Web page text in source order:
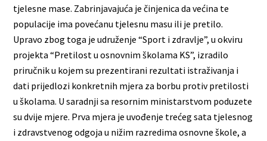
tjelesne mase. Zabrinjavajuća je činjenica da većina te
populacije ima povećanu tjelesnu masu ili je pretilo.
Upravo zbog toga je udruženje “Sport i zdravlje”, u okviru
projekta “Pretilost u osnovnim školama KS”, izradilo
priručnik u kojem su prezentirani rezultati istraživanja i
dati prijedlozi konkretnih mjera za borbu protiv pretilosti
u školama. U saradnji sa resornim ministarstvom poduzete
su dvije mjere. Prva mjera je uvođenje trećeg sata tjelesnog
i zdravstvenog odgoja u nižim razredima osnovne škole, a